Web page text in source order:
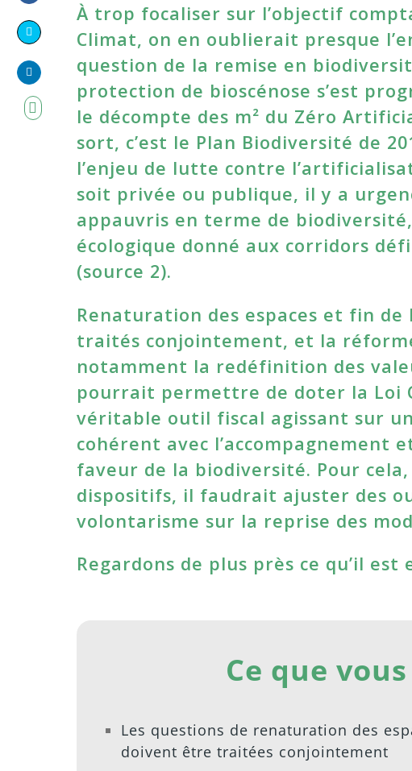
on
Facebook
on
Twitter
Share
on
LinkedIn
À trop focaliser sur l’objectif
Climat, on en oublierait presque
question de la remise en
protection de bioscénose s’est
le décompte des m² du Zéro
sort, c’est le Plan Biodiversité de
l’enjeu de lutte contre
soit privée ou publique, il y a
appauvris en terme de
écologique donné aux corridors
(source 2).
Renaturation des espaces et fin
traités conjointement, et la
notamment la redéfinition des
pourrait permettre de doter la Loi
véritable outil fiscal agissant sur
cohérent avec l’accompagnement
faveur de la biodiversité. Pour
dispositifs, il faudrait ajuster des
volontarisme sur la reprise des
Regardons de plus près ce qu’il est
Ce que
Les questions de renaturation des
doivent être traitées conjointement